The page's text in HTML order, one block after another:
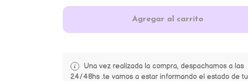
Agregar al carrito
Una vez realizada la compra, despachamos a las
24/48hs .te vamos a estar informando el estado de tu